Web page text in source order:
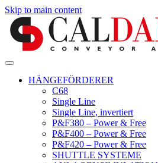
Skip to main content
HÄNGEFÖRDERER
C68
Single Line
Single Line, invertiert
P&F380 – Power & Free
P&F400 – Power & Free
P&F420 – Power & Free
SHUTTLE SYSTEME